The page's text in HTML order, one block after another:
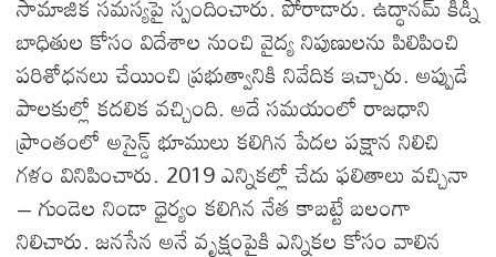
బాధితుల కోసం విదేశాల నుంచి వైద్య నిపుణులను పిలిపించి
పరిశోధనలు చేయించి ప్రభుత్వానికి నివేదిక ఇచ్చారు. అప్పుడే
పాలకుల్లో కదలిక వచ్చింది. అదే సమయంలో రాజధాని
ప్రాంతంలో అసైన్డ్ భూములు కలిగిన పేదల పక్షాన నిలిచి
గళం వినిపించారు. 2019 ఎన్నికల్లో చేదు ఫలితాలు వచ్చినా
– గుండెల నిండా ధైర్యం కలిగిన నేత కాబట్టే బలంగా
నిలిచారు. జనసేన అనే వృక్షంపైకి ఎన్నికల కోసం వాలిన